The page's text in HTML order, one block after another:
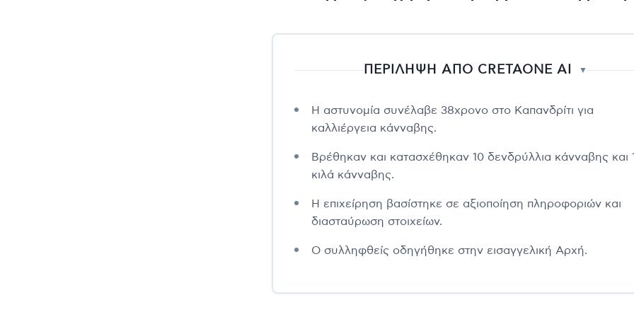
ΠΕΡΙΛΗΨΗ ΑΠΟ CRETAONE AI ▼
Η αστυνομία συνέλαβε 38χρονο στο Καπανδρίτι για
καλλιέργεια κάνναβης.
Βρέθηκαν και κατασχέθηκαν 10 δενδρύλλια κάνναβης και
κιλά κάνναβης.
Η επιχείρηση βασίστηκε σε αξιοποίηση πληροφοριών και
διασταύρωση στοιχείων.
Ο συλληφθείς οδηγήθηκε στην εισαγγελική Αρχή.